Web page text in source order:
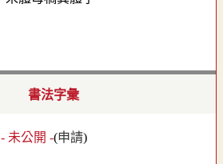
書法字彙
- 未公開 -(申請)